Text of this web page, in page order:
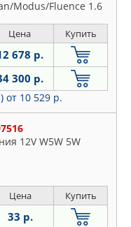
Modus/Fluence 1.6
Цена Купить
678 р.
300 р.
от 10 529 р.
12V W5W 5W
Цена Купить
33 р.